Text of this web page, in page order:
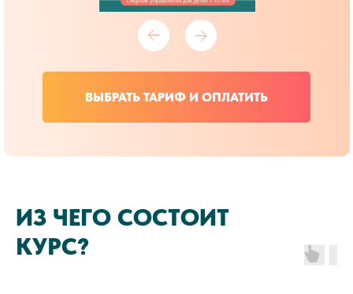
ВЫБРАТЬ ТАРИФ И ОПЛАТИТЬ
ИЗ ЧЕГО СОСТОИТ
КУРС?